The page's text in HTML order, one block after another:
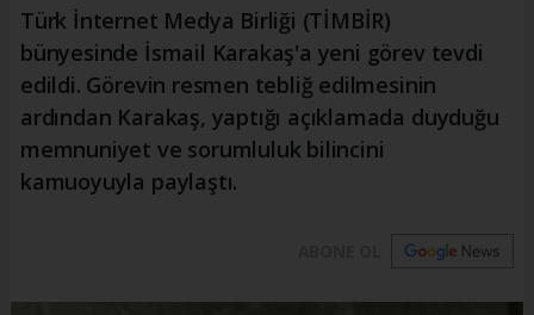
Türk İnternet Medya Birliği (TİMBİR)
bünyesinde İsmail Karakaş'a yeni görev tevdi
edildi. Görevin resmen tebliğ edilmesinin
ardından Karakaş, yaptığı açıklamada duyduğu
memnuniyet ve sorumluluk bilincini
kamuoyuyla paylaştı.